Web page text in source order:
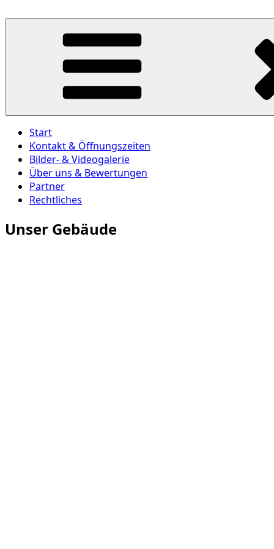
Inhalt
Andy's Engines – Andreas Frank
Du suchst die Kfz-Meisterwerkstatt deines Vertrauens?
Start
Kontakt & Öffnungszeiten
Bilder- & Videogalerie
Über uns & Bewertungen
Partner
Rechtliches
Unser Gebäude